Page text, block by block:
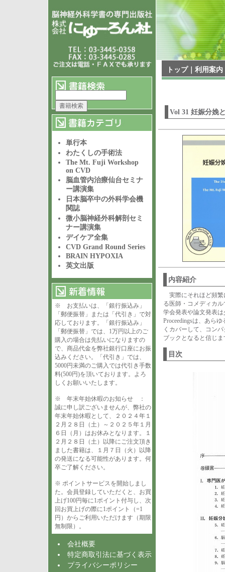
単行本
わたくしの手術法
The Mt. Fuji Workshop
on CVD
脳血管内治療仙台セミナ
ー講演集
日本脳卒中の外科学会機
関誌
微小脳神経外科解剖セミ
ナー講演集
デイケア全集
CVD Grand Round Series
BRAIN HYPOXIA
英文出版
※ お支払いは、「銀行振込み」
「郵便振替」または「代引き」で対
応しております。「銀行振込み」
「郵便振替」では、1万円以上のご
購入の場合は先払いになりますの
で、商品代金を弊社銀行口座にお振
込みください。「代引き」では、
5000円未満のご購入では代引き手数
料(500円)を頂いております。よろ
しくお願いいたします。
※ 年末年始休暇のお知らせ ：
誠に申し訳ございませんが、弊社の
年末年始休暇として、２０２４年１
２月２８日（土）～２０２５年１月
６日（月）はお休みとなります。１
２月２８日（土）以降にご注文頂き
ました書籍は、１月７日（火）以降
の発送になる可能性があります。何
卒ご了解ください。
※ ポイントサービスを開始しまし
た。会員登録していただくと、お買
上げ100円毎に1ポイント付与し、次
回お買上げの際に1ポイント（=1
円）からご利用いただけます（期限
無制限）。
会社概要
特定商取引法に基づく表示
プライバシーポリシー
トップ｜ 利用案内
Vol 31 妊娠分娩
内容紹介
実際にそれほど頻
る医師・コメディカ
学会発表や論文発表
Proceedingsは、あら
くカバーして、コン
ブックとなると信じ
目次